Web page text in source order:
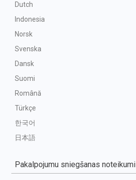
Dutch
Indonesia
Norsk
Svenska
Dansk
Suomi
Română
Türkçe
한국어
日本語
Pakalpojumu sniegšanas noteikumi